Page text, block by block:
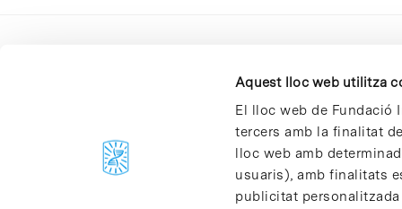
Aquest lloc web utilitza
El lloc web de Fundació
tercers amb la finalitat
lloc web amb
usuaris), amb finalitats
publicitat
C/Baldiri Reixac, 4-12 i 15